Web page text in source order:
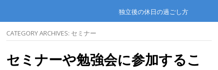
独立後の休日の過ごし方
CATEGORY ARCHIVES: セミナー
セミナーや勉強会に参加するこ